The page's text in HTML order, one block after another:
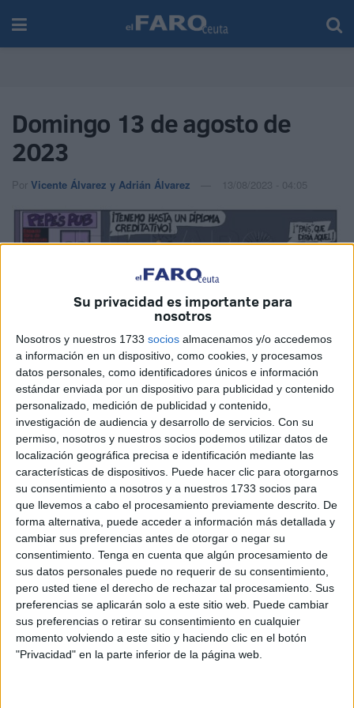
Su privacidad es importante para
nosotros
Nosotros y nuestros 1733 socios almacenamos y/o accedemos
a información en un dispositivo, como cookies, y procesamos
datos personales, como identificadores únicos e información
estándar enviada por un dispositivo para publicidad y contenido
personalizado, medición de publicidad y contenido,
investigación de audiencia y desarrollo de servicios. Con su
permiso, nosotros y nuestros socios podemos utilizar datos de
localización geográfica precisa e identificación mediante las
características de dispositivos. Puede hacer clic para otorgarnos
su consentimiento a nosotros y a nuestros 1733 socios para
que llevemos a cabo el procesamiento previamente descrito. De
forma alternativa, puede acceder a información más detallada y
cambiar sus preferencias antes de otorgar o negar su
consentimiento. Tenga en cuenta que algún procesamiento de
sus datos personales puede no requerir de su consentimiento,
pero usted tiene el derecho de rechazar tal procesamiento. Sus
preferencias se aplicarán solo a este sitio web. Puede cambiar
sus preferencias o retirar su consentimiento en cualquier
momento volviendo a este sitio y haciendo clic en el botón
"Privacidad" en la parte inferior de la página web.
Domingo 13 de agosto de
2023
Por Vicente Álvarez y Adrián Álvarez 13/08/2023 - 04:05
Related Posts
UGT se suma a la concentración de las
cuatro culturas: "Ceuta necesita unidad,
respuestas y más recursos"
HACE 7 MINUTOS
Ceuta invadida, sus médicos
sobrepasados
HACE 18 MINUTOS
Carta abierta al ministro de Asuntos
Exteriores, Unión Europea y Cooperación
HACE 39 MINUTOS
El Colegio de Médicos pide a Mónica